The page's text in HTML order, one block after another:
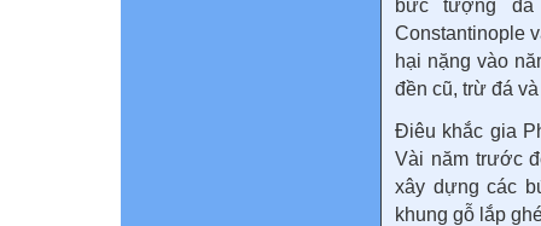
bức tượng
Constantinople
hại nặng vào
đền cũ, trừ đá
Điêu khắc gia
Vài năm trước
xây dựng các
khung gỗ lắp